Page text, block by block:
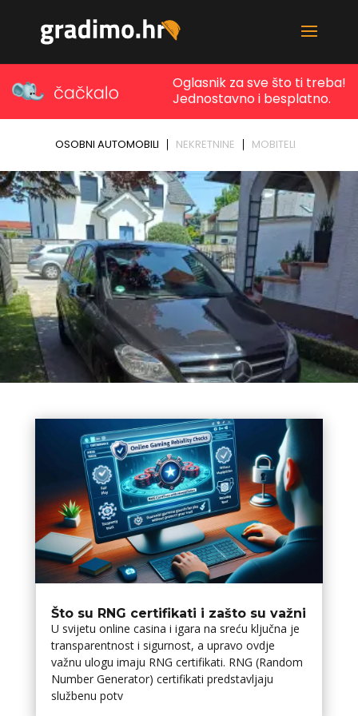
Što su RNG certifikati i zašto su važni
U svijetu online casina i igara na sreću ključna je
transparentnost i sigurnost, a upravo ovdje
važnu ulogu imaju RNG certifikati. RNG (Random
Number Generator) certifikati predstavljaju
službenu potv